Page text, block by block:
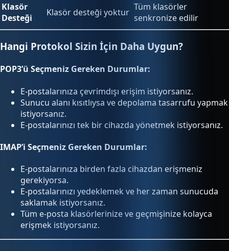
Klasör
Desteği
Klasör desteği yoktur Tüm klasörler
senkronize edilir
Hangi Protokol Sizin İçin Daha Uygun?
POP3’ü Seçmeniz Gereken Durumlar:
E-postalarınıza çevrimdışı erişim istiyorsanız.
Sunucu alanı kısıtlıysa ve depolama tasarrufu yapmak
istiyorsanız.
E-postalarınızı tek bir cihazda yönetmek istiyorsanız.
IMAP’i Seçmeniz Gereken Durumlar:
E-postalarınıza birden fazla cihazdan erişmeniz
gerekiyorsa.
E-postalarınızı yedeklemek ve her zaman sunucuda
saklamak istiyorsanız.
Tüm e-posta klasörlerinize ve geçmişinize kolayca
erişmek istiyorsanız.